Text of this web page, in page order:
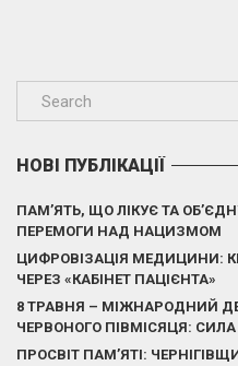
НОВІ ПУБЛІКАЦІЇ
ПАМ’ЯТЬ, ЩО ЛІКУЄ ТА
ПЕРЕМОГИ НАД НАЦИЗМОМ
ЦИФРОВІЗАЦІЯ МЕДИЦИНИ:
ЧЕРЕЗ «КАБІНЕТ ПАЦІЄНТА»
8 ТРАВНЯ – МІЖНАРОДНИЙ
ЧЕРВОНОГО ПІВМІСЯЦЯ: СИЛА
ПРОСВІТ ПАМ’ЯТІ: